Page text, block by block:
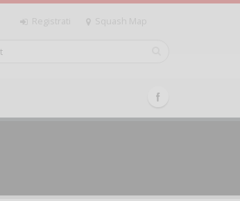
Registrati Squash Map